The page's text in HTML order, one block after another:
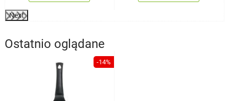
Next
Ostatnio oglądane
-14%